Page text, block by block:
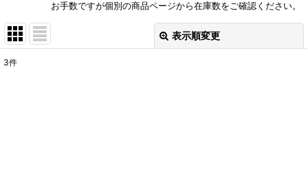
お手数ですが個別の商品ページから在庫数をご確認ください。
表示順変更
3件